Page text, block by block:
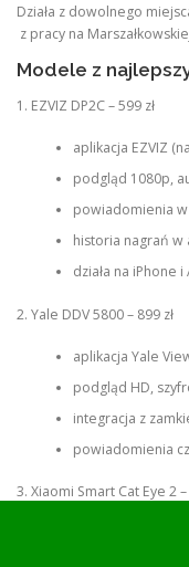
Działa z dowolnego
z pracy na
Modele z
1. EZVIZ DP2C – 599 zł
aplikacja EZVIZ
podgląd 1080p,
powiadomienia w
historia nagrań w
działa na iPhone
2. Yale DDV 5800 – 899 zł
aplikacja Yale
podgląd HD,
integracja z
powiadomienia
3. Xiaomi Smart Cat Eye 2 –